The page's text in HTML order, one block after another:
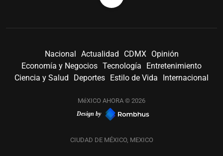
Nacional Actualidad CDMX
Opinión
Economía y Negocios Tecnología
Entretenimiento
Ciencia y Salud
Deportes Estilo de Vida Internacional
MéXICO AHORA © 2026
Design by
CIUDAD DE MÉXICO, MEXICO